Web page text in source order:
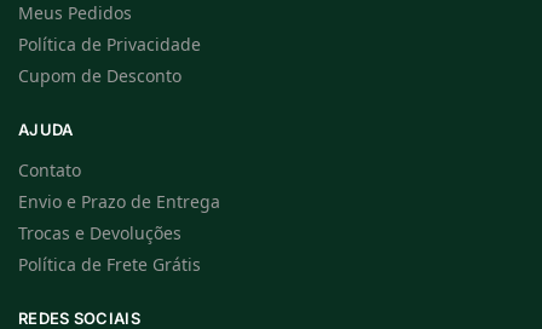
Meus Pedidos
Política de Privacidade
Cupom de Desconto
AJUDA
Contato
Envio e Prazo de Entrega
Trocas e Devoluções
Política de Frete Grátis
REDES SOCIAIS